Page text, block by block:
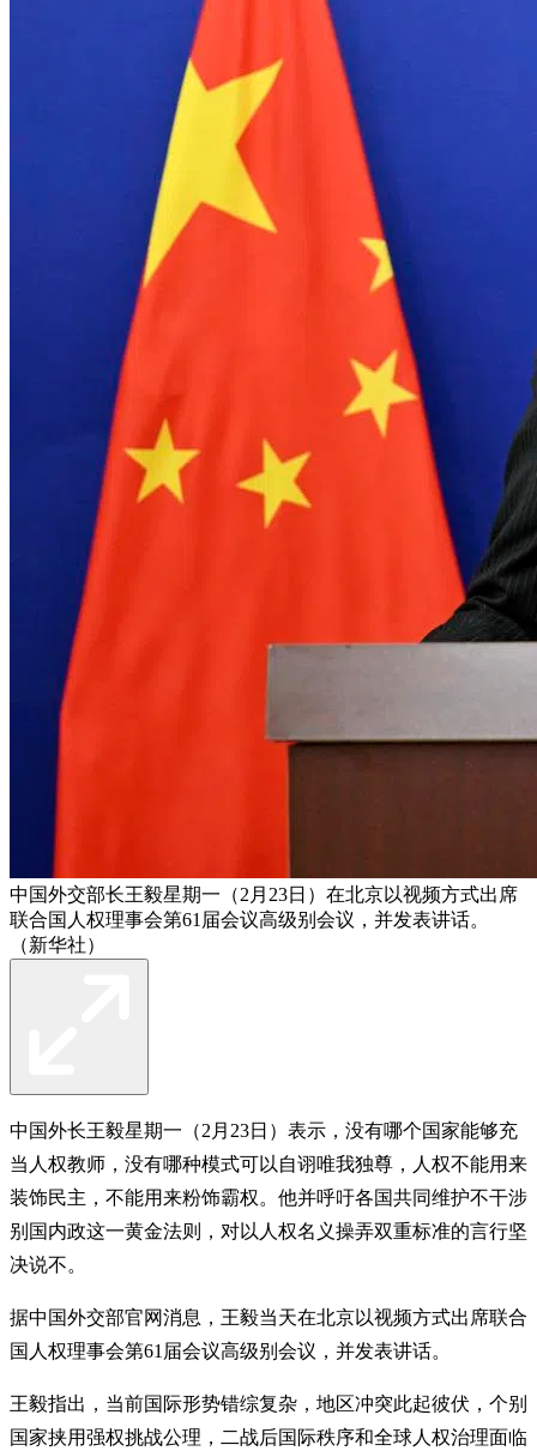
中国外交部长王毅星期一（2月23日）在北京以视频方式出席
联合国人权理事会第61届会议高级别会议，并发表讲话。
（新华社）
中国外长王毅星期一（2月23日）表示，没有哪个国家能够充
当人权教师，没有哪种模式可以自诩唯我独尊，人权不能用来
装饰民主，不能用来粉饰霸权。他并呼吁各国共同维护不干涉
别国内政这一黄金法则，对以人权名义操弄双重标准的言行坚
决说不。
据中国外交部官网消息，王毅当天在北京以视频方式出席联合
国人权理事会第61届会议高级别会议，并发表讲话。
王毅指出，当前国际形势错综复杂，地区冲突此起彼伏，个别
国家挟用强权挑战公理，二战后国际秩序和全球人权治理面临